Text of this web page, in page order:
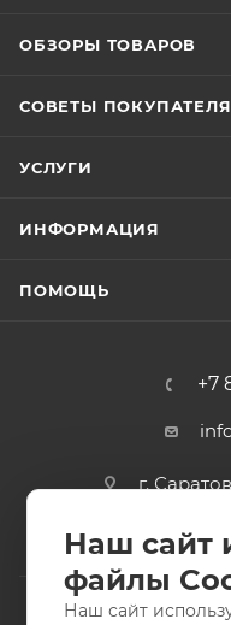
ОБЗОРЫ ТОВАРОВ
СОВЕТЫ
УСЛУГИ
ИНФОРМАЦИЯ
ПОМОЩЬ
+7
г.
Наш сайт
файлы
Наш сайт